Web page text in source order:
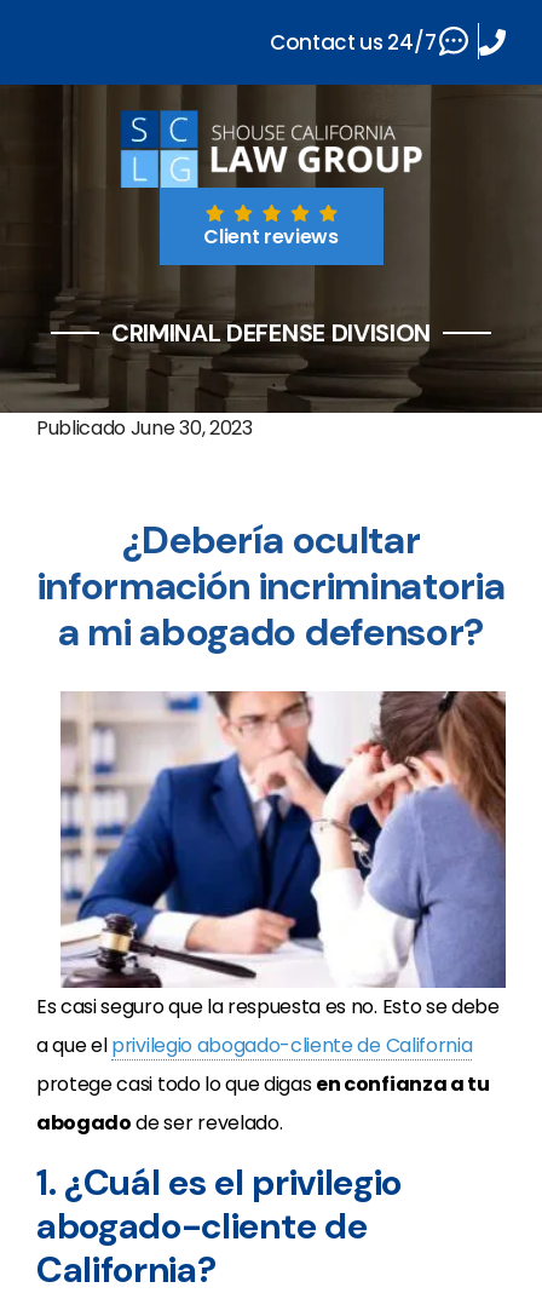
Client reviews
CRIMINAL DEFENSE DIVISION
PublicadoJune 30, 2023
¿Debería ocultar
información incriminatoria
a mi abogado defensor?
Es casi seguro que la respuesta es no. Esto se debe
a que elprivilegio abogado-cliente de California
protege casi todo lo que digasen confianza a tu
abogadode ser revelado.
1. ¿Cuál es el privilegio
abogado-cliente de
California?
Contact us 24/7